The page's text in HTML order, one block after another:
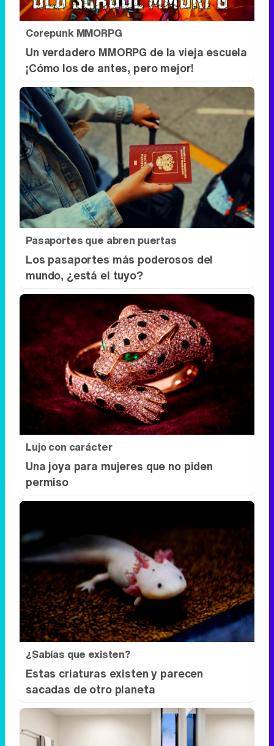
Corepunk MMORPG
Un verdadero MMORPG de la vieja escuela
¡Cómo los de antes, pero mejor!
Pasaportes que abren puertas
Los pasaportes más poderosos del
mundo, ¿está el tuyo?
Lujo con carácter
Una joya para mujeres que no piden
permiso
¿Sabías que existen?
Estas criaturas existen y parecen
sacadas de otro planeta